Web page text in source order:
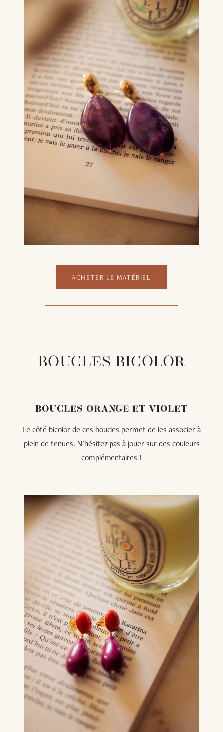
ACHETER LE MATÉRIEL
BOUCLES BICOLOR
BOUCLES ORANGE ET VIOLET
Le côté bicolor de ces boucles permet de les associer à
plein de tenues. N'hésitez pas à jouer sur des couleurs
complémentaires !